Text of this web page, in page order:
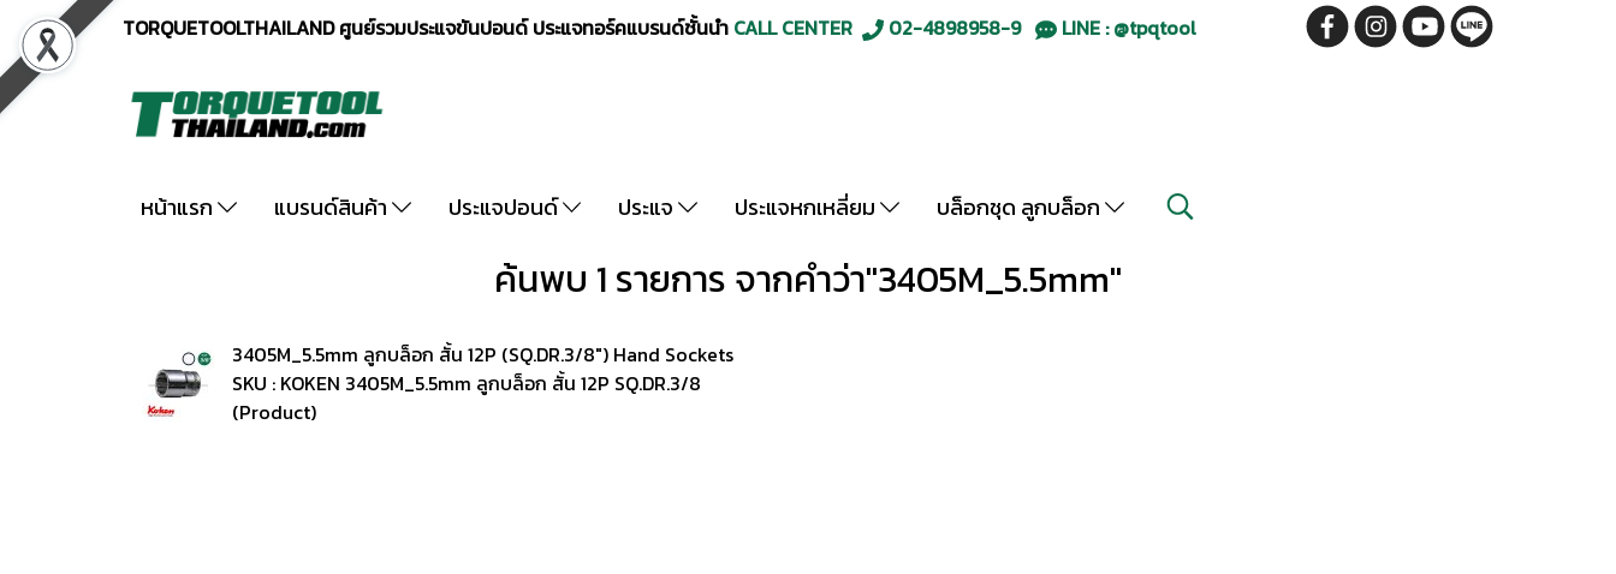
TORQUETOOLTHAILAND ศูนย์รวมประแจขันปอนด์ ประแจทอร์คแบรนด์ชั้นนำ CALL CENTER 02-4898958-9 LINE : @tpqtool
หน้าแรก แบรนด์สินค้า ประแจปอนด์ ประแจ ประแจหกเหลี่ยม บล็อกชุด ลูกบล็อก
ค้นพบ 1 รายการ จากคำว่า"3405M_5.5mm"
3405M_5.5mm ลูกบล็อก สั้น 12P (SQ.DR.3/8") Hand Sockets
SKU : KOKEN 3405M_5.5mm ลูกบล็อก สั้น 12P SQ.DR.3/8
(Product)